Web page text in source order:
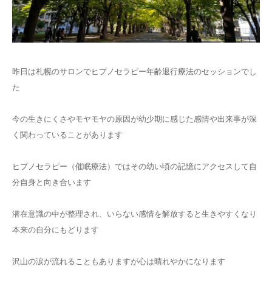
昨日は札幌のサロンでヒプノセラピー年齢退行療法のセッションでし
た
今の生きにくさやモヤモヤの原因が幼少期に感じた感情や出来事が深
く関わっていることがあります
ヒプノセラピー（催眠療法）ではその幼い頃の記憶にアクセスして自
分自身と向き合います
潜在意識の中が整理され、いらない感情を解放すると生きやすくなり
本来の自分にもどります
沢山の涙が流れることもありますが心は晴れやかになります
スクール
ご予約
よくある質問